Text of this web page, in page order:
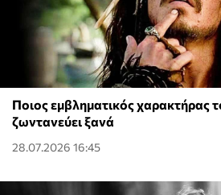
Ποιος εμβληματικός χαρακτήρας
ζωντανεύει ξανά
28.07.2026 16:45